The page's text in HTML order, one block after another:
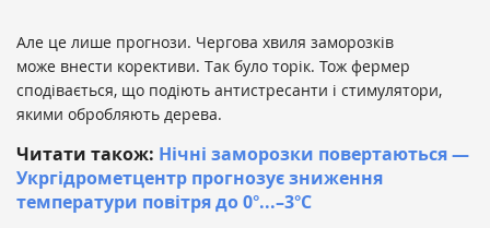
Але це лише прогнози. Чергова хвиля заморозків
може внести корективи. Так було торік. Тож фермер
сподівається, що подіють антистресанти і стимулятори,
якими обробляють дерева.
Читати також: Нічні заморозки повертаються —
Укргідрометцентр прогнозує зниження
температури повітря до 0°...–3°С